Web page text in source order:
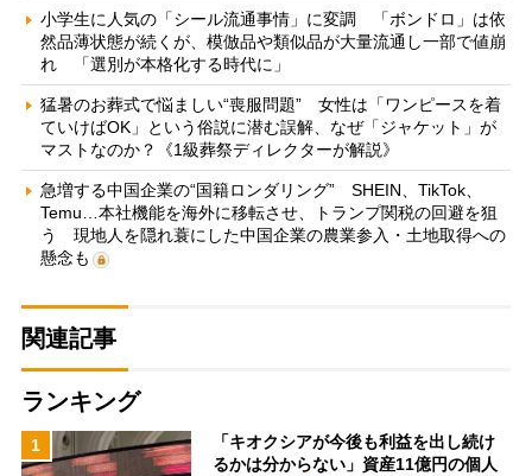
小学生に人気の「シール流通事情」に変調 「ボンドロ」は依
然品薄状態が続くが、模倣品や類似品が大量流通し一部で値崩
れ 「選別が本格化する時代に」
猛暑のお葬式で悩ましい“喪服問題” 女性は「ワンピースを着
ていけばOK」という俗説に潜む誤解、なぜ「ジャケット」が
マストなのか？《1級葬祭ディレクターが解説》
急増する中国企業の“国籍ロンダリング” SHEIN、TikTok、
Temu…本社機能を海外に移転させ、トランプ関税の回避を狙
う 現地人を隠れ蓑にした中国企業の農業参入・土地取得への
懸念も
関連記事
ランキング
1
「キオクシアが今後も利益を出し続け
るかは分からない」資産11億円の個人